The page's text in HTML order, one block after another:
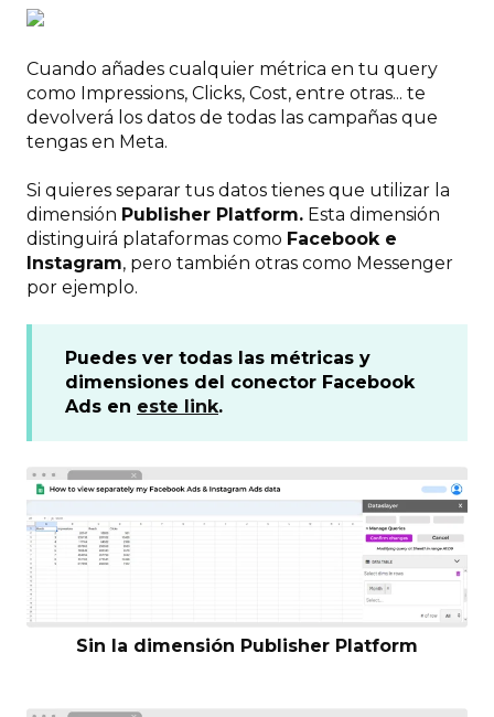
Cuando añades cualquier métrica en tu query
como Impressions, Clicks, Cost, entre otras... te
devolverá los datos de todas las campañas que
tengas en Meta.
Si quieres separar tus datos tienes que utilizar la
dimensión Publisher Platform. Esta dimensión
distinguirá plataformas como Facebook e
Instagram, pero también otras como Messenger
por ejemplo.
Puedes ver todas las métricas y
dimensiones del conector Facebook
Ads en este link.
Sin la dimensión Publisher Platform